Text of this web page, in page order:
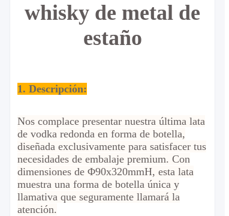
whisky de metal de
estaño
1. Descripción:
Nos complace presentar nuestra última lata
de vodka redonda en forma de botella,
diseñada exclusivamente para satisfacer tus
necesidades de embalaje premium. Con
dimensiones de Φ90x320mmH, esta lata
muestra una forma de botella única y
llamativa que seguramente llamará la
atención.